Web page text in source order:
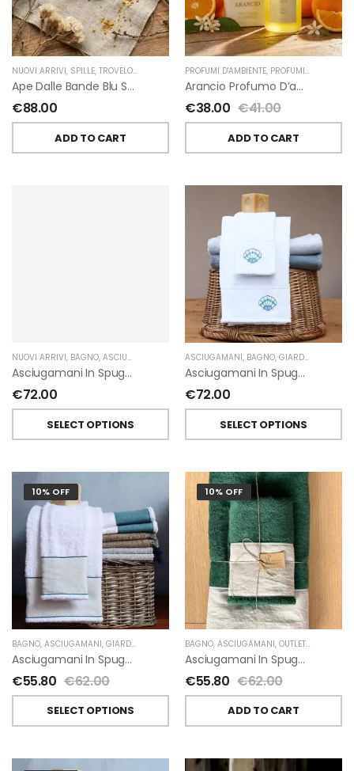
NUOVI ARRIVI, SPILLE, TROVELORE
Ape Dalle Bande Blu Spilla Decorata A Mano Di Trovelore
€88.00
ADD TO CART
PROFUMI D'AMBIENTE, PROFUMI D'AMBIENTE FIORIRA' UN GIARDINO
Arancio Profumo D’ambiente Di Fiorirà Un Giardino
€38.00 €41.00
ADD TO CART
NUOVI ARRIVI, BAGNO, ASCIUGAMANI GIARDINO SEGRETO
Asciugamani In Spugna Con Fiori In Lino Applicati Di Giardino Segreto.
€72.00
SELECT OPTIONS
ASCIUGAMANI, BAGNO, GIARDINO SEGRETO
Asciugamani In Spugna Con Ricami Marini Di Giardino Segreto.
€72.00
SELECT OPTIONS
10% OFF
BAGNO, ASCIUGAMANI, GIARDINO SEGRETO
Asciugamani In Spugna E Lino Di Giardino Segreto
€55.80 €62.00
SELECT OPTIONS
10% OFF
BAGNO, ASCIUGAMANI, OUTLET,
Asciugamani In Spugna E Lino Di Giardino Segreto
€55.80 €62.00
ADD TO CART